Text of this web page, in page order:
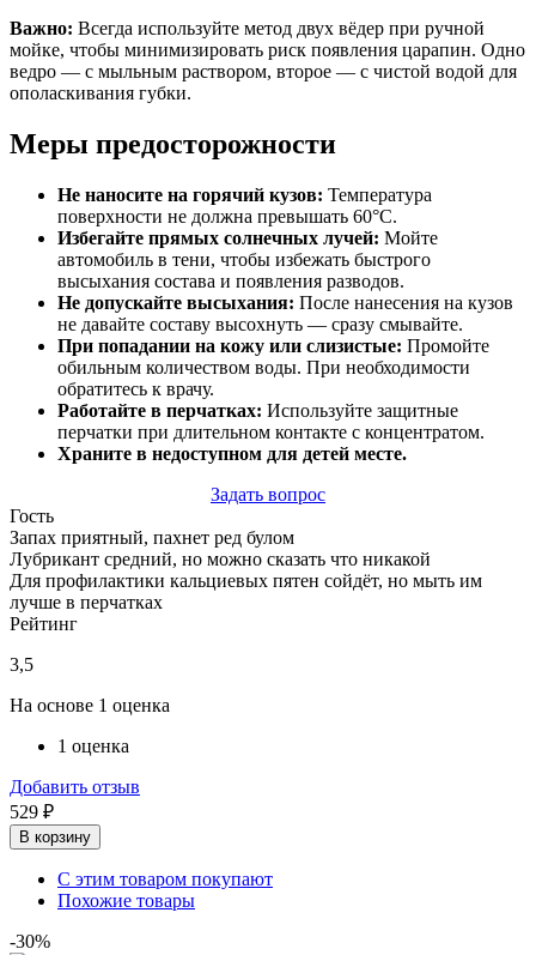
Важно: Всегда используйте метод двух вёдер при ручной
мойке, чтобы минимизировать риск появления царапин. Одно
ведро — с мыльным раствором, второе — с чистой водой для
ополаскивания губки.
Меры предосторожности
Не наносите на горячий кузов: Температура
поверхности не должна превышать 60°C.
Избегайте прямых солнечных лучей: Мойте
автомобиль в тени, чтобы избежать быстрого
высыхания состава и появления разводов.
Не допускайте высыхания: После нанесения на кузов
не давайте составу высохнуть — сразу смывайте.
При попадании на кожу или слизистые: Промойте
обильным количеством воды. При необходимости
обратитесь к врачу.
Работайте в перчатках: Используйте защитные
перчатки при длительном контакте с концентратом.
Храните в недоступном для детей месте.
Задать вопрос
Гость
Запах приятный, пахнет ред булом
Лубрикант средний, но можно сказать что никакой
Для профилактики кальциевых пятен сойдёт, но мыть им
лучше в перчатках
Рейтинг
3,5
На основе 1 оценка
1 оценка
Добавить отзыв
529 ₽
В корзину
С этим товаром покупают
Похожие товары
-30%